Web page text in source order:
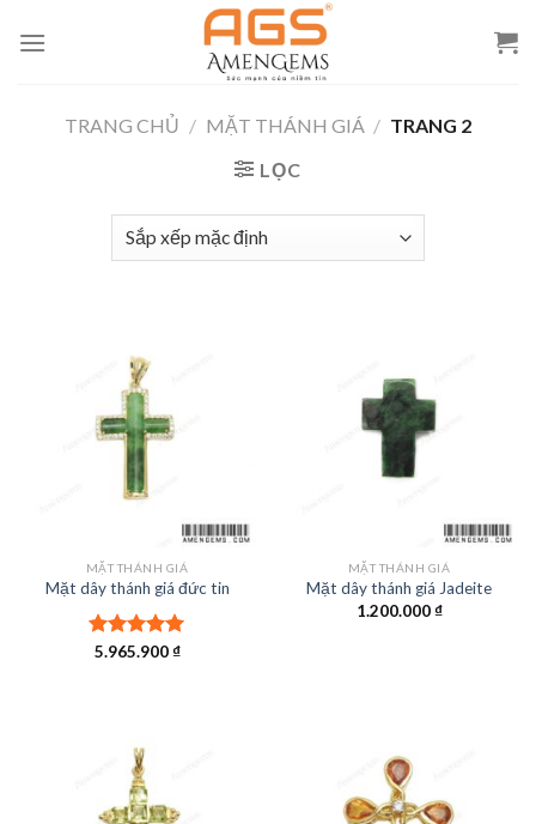
TRANG CHỦ / MẶT THÁNH GIÁ / TRANG 2
LỌC
MẶT THÁNH GIÁ
Mặt dây thánh giá đức tin
Được xếp
5.965.900₫
MẶT THÁNH GIÁ
Mặt dây thánh giá Jadeite
1.200.000₫